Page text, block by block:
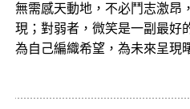
無需感天動地，不必鬥志激昂
現；對弱者，微笑是一副最好
為自己編織希望，為未來呈現